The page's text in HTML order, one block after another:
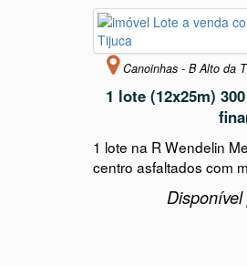
Lote a venda
Alto
Canoinhas - B Alto da
1 lote (12x25m)
1 lote na R Wendelin